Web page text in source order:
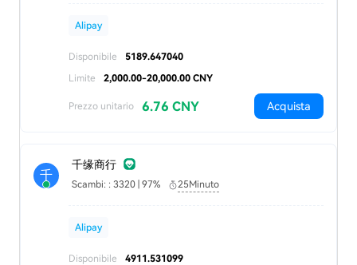
Alipay
Disponibile
5189.647040
Limite
2,000.00-20,000.00 CNY
Prezzo unitario 6.76 CNY Acquista
千
千缘商行
Scambi: : 3320 | 97% 25Minuto
Alipay
Disponibile
4911.531099